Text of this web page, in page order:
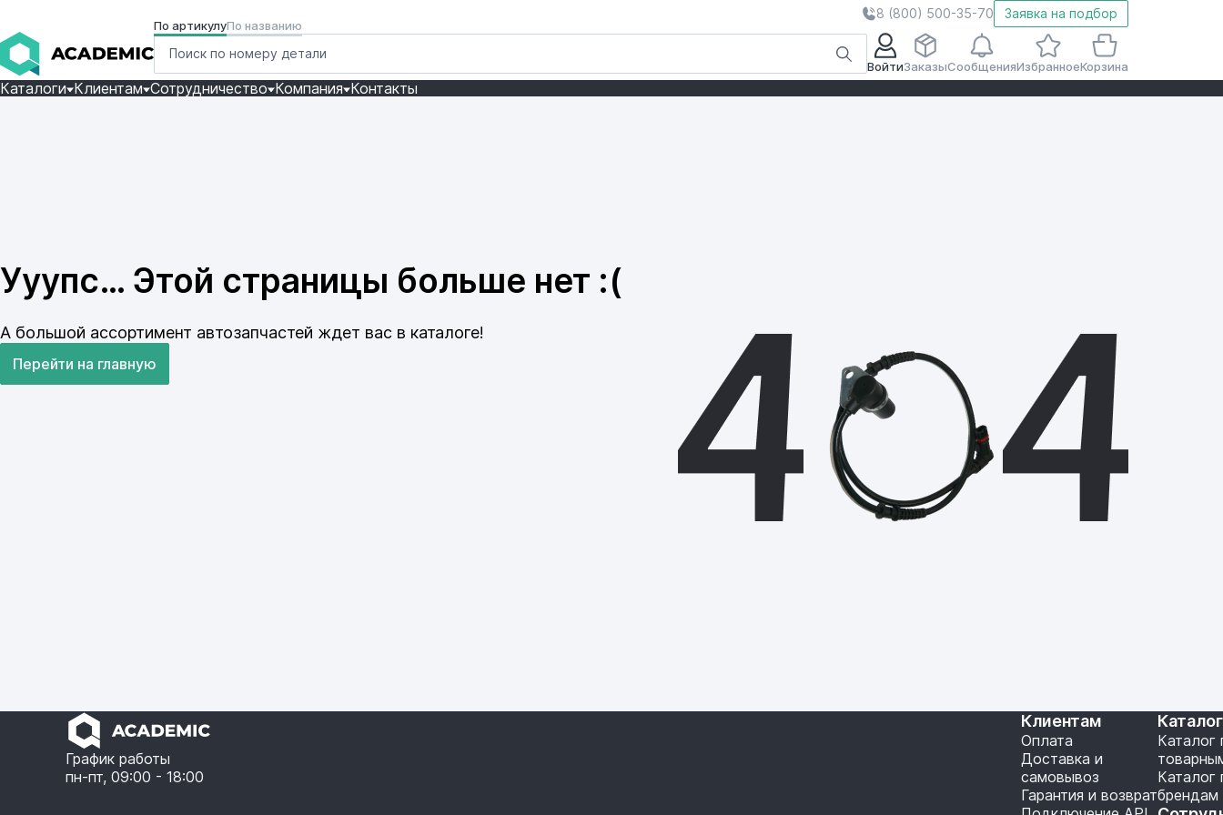
8 (800) 500-35-70 Заявка на подбор
По артикулуПо названию
ВойтиЗаказыСообщенияИзбранноеКорзина
Каталоги Клиентам Сотрудничество Компания Контакты
Ууупс… Этой страницы больше нет :(
А большой ассортимент автозапчастей ждет вас в каталоге!
Перейти на главную
График работы
пн-пт, 09:00 - 18:00
Клиентам
Оплата
Доставка и
самовывоз
Гарантия и возврат
Каталог
Каталог
брендам